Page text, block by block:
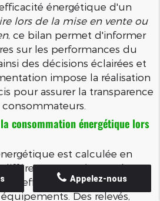
énergétique d'un
lors de la mise en vente ou
, ce bilan permet d'informer
sur les performances du
des décisions éclairées et
impose la réalisation
pour assurer la transparence
consommation énergétique lors
est calculée en
paramètres tels que
l'efficacité du chauffage et
Des relevés,
Appelez-nous